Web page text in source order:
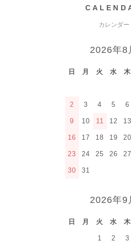
カレンダー
2026年8
日 月 火 水 木
2 3 4 5 6
9 10 11 12 13
16 17 18 19 20
23 24 25 26 27
30 31
2026年9
日 月 火 水 木
1 2 3